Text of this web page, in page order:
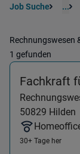
Job Suche ...
Rechnungswesen
1 gefunden
Fachkraft
50829 Hilden
30+ Tage her